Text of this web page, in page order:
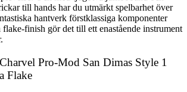
till hands har du utmärkt spelbarhet över
hantverk förstklassiga komponenter
flake-finish gör det till ett enastående instrument
Pro-Mod San Dimas Style 1
Flake